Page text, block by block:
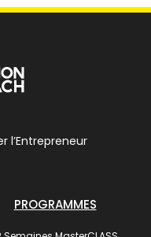
l’Entrepreneur
PROGRAMMES